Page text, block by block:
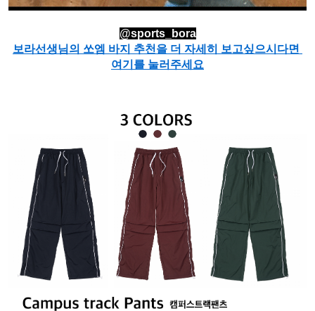
@sports_bora
보라선생님의 쏘엠 바지 추천을 더 자세히 보고싶으시다면
여기를 눌러주세요